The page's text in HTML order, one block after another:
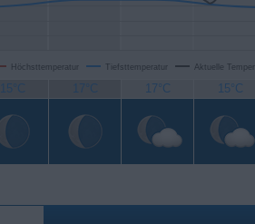
Höchsttemperatur Tiefsttemperatur Aktuelle
15°C 17°C 17°C 15°C